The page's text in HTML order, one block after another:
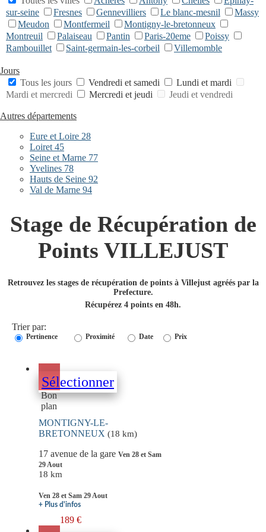
sur-seine
Fresnes Gennevilliers Le blanc-mesnil
Massy
Meudon
Montfermeil
Montigny-le-bretonneux
Montreuil
Palaiseau Pantin Paris-20eme
Poissy
Rambouillet
Saint-germain-les-corbeil Villemomble
Jours
Tous les jours
Vendredi et samedi
Lundi et mardi
Mardi et mercredi
Mercredi et jeudi Jeudi et vendredi
Autres départements
Eure et Loire 28
Loiret 45
Seine et Marne 77
Yvelines 78
Hauts de Seine 92
Val de Marne 94
Stage de Récupération de
Points VILLEJUST
Retrouvez les stages de récupération de points à Villejust agréés par la
Prefecture.
Récupérez 4 points en 48h.
Trier par:
Pertinence Proximité Date Prix
Sélectionner
Bon
plan
MONTIGNY-LE-
BRETONNEUX (18 km)
17 avenue de la gare Ven 28 et Sam
29 Aout
18 km
Ven 28 et Sam 29 Aout
+ Plus d'infos
189 €